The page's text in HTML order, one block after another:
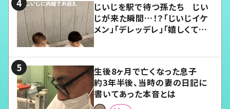
じいじを駅で待つ孫たち じい
じが来た瞬間…！？「じいじイケ
メン」「デレッデレ」「嬉しくて可
生後8ヶ月で亡くなった息子
約3年半後、当時の妻の日記に
書いてあった本音とは